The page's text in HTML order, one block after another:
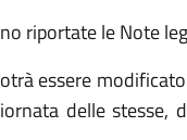
riportate le Note
essere
delle